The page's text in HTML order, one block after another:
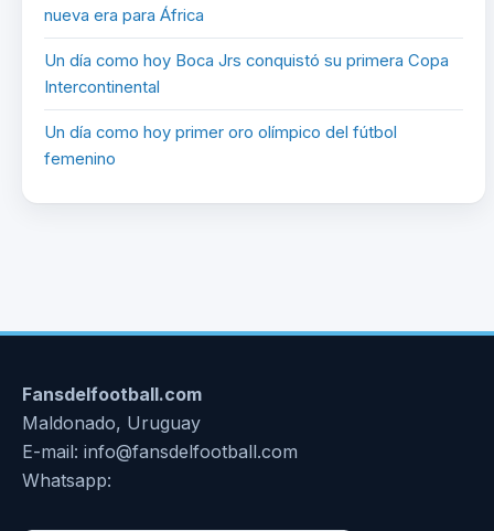
nueva era para África
Un día como hoy Boca Jrs conquistó su primera Copa
Intercontinental
Un día como hoy primer oro olímpico del fútbol
femenino
Fansdelfootball.com
Maldonado, Uruguay
E-mail: info@fansdelfootball.com
Whatsapp: